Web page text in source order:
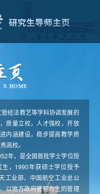
经法教艺等学科协调发展的
质量立校，人才强校，开放
内涵建设，稳步提高教学质
高校。
年，是全国首批学士学位授
，1990年获硕士学位授予
工业部、中国航空工业总公
以地方政府管理为主的管理